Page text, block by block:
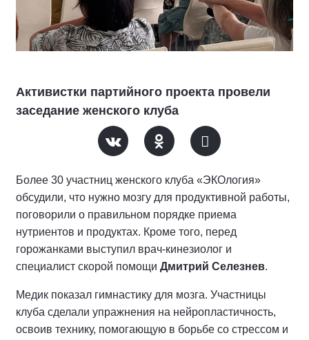
Активистки партийного проекта провели
заседание женского клуба
Более 30 участниц женского клуба «ЭКОлогия»
обсудили, что нужно мозгу для продуктивной работы,
поговорили о правильном порядке приема
нутриентов и продуктах. Кроме того, перед
горожанками выступил врач-кинезиолог и
специалист скорой помощи Дмитрий Селезнев.
Медик показал гимнастику для мозга. Участницы
клуба сделали упражнения на нейропластичность,
освоив технику, помогающую в борьбе со стрессом и